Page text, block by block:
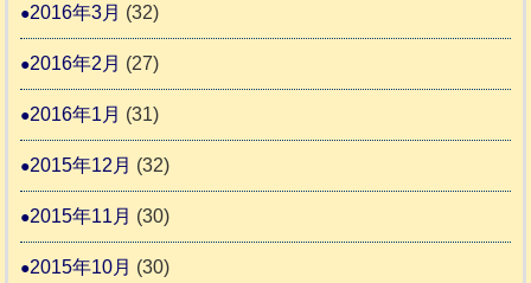
2016年3月 (32)
2016年2月 (27)
2016年1月 (31)
2015年12月 (32)
2015年11月 (30)
2015年10月 (30)